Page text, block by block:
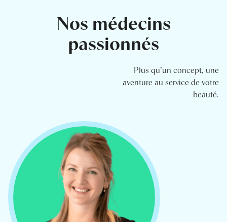
Nos médecins
passionnés
Plus qu’un concept, une
aventure au service de votre
beauté.